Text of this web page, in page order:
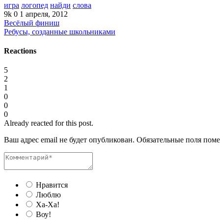
игра логопед найди слова
9k 0 1 апреля, 2012
Весёлый финиш
Ребусы, созданные школьниками
Reactions
5
2
1
0
0
0
Already reacted for this post.
Ваш адрес email не будет опубликован. Обязательные поля
Нравится
Люблю
Ха-Ха!
Воу!